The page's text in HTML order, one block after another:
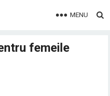
MENU
femeile